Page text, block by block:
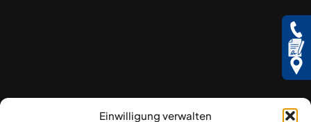
Einwilligung verwalten